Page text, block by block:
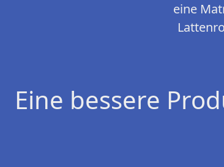
eine
Eine bessere